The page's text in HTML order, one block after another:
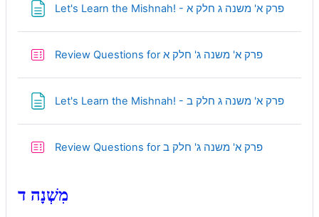
Let's Learn the Mishnah! - פרק א' משנה ג חלק אPage
Review Questions for פרק א' משנה ג' חלק אQuiz
Let's Learn the Mishnah! - פרק א' משנה ג חלק בPage
Review Questions for פרק א' משנה ג' חלק בQuiz
מִשְׁנָה ד